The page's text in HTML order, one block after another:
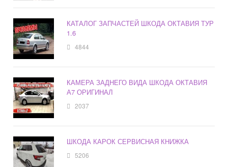
КАТАЛОГ ЗАПЧАСТЕЙ ШКОДА ОКТАВИЯ ТУР
1.6
4844
КАМЕРА ЗАДНЕГО ВИДА ШКОДА ОКТАВИЯ
А7 ОРИГИНАЛ
2037
ШКОДА КАРОК СЕРВИСНАЯ КНИЖКА
5206